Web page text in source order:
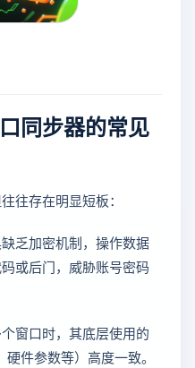
同步器的常见
往存在明显短板：
乏加密机制，操作数据
或后门，威胁账号密码
窗口时，其底层使用的
件参数等）高度一致。